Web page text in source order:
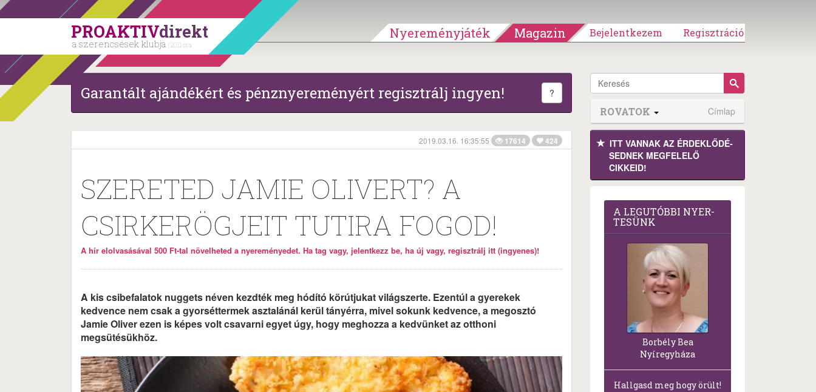
PROAKTIVdirekt
a szerencsések klubja | 2011 óta
Nyereményjáték Magazin Bejelentkezem Regisztráció
Garantált ajándékért és pénznyereményért regisztrálj ingyen! ?
2019.03.16. 16:35:55 17614 424
SZERETED JAMIE OLIVERT? A
CSIRKERÖGJEIT TUTIRA FOGOD!
A hír elolvasásával 500 Ft-tal növelheted a nyereményedet. Ha tag vagy, jelentkezz be, ha új vagy, regisztrálj itt (ingyenes)!
A kis csibefalatok nuggets néven kezdték meg hódító körútjukat világszerte. Ezentúl a gyerekek
kedvence nem csak a gyorséttermek asztalánál kerül tányérra, mivel sokunk kedvence, a megosztó
Jamie Oliver ezen is képes volt csavarni egyet úgy, hogy meghozza a kedvünket az otthoni
megsütésükhöz.
ROVATOK Címlap
ITT VANNAK AZ ÉRDEK­LŐDÉ­
SEDNEK MEGFE­LELŐ
CIKKEID!
A LEG­U­TÓB­BI NYER­
TE­SÜNK
Borbély Bea
Nyíregyháza
Hallgasd meg hogy örült!